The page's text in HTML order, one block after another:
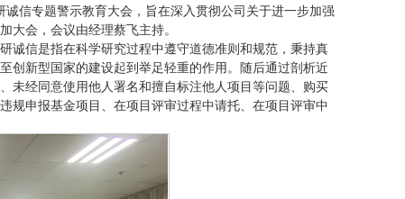
信专题警示教育大会，旨在深入贯彻公司关于进一步加强
会，会议由经理蔡飞主持。
诚信是指在科学研究过程中遵守道德准则和规范，秉持真
创新型国家的建设起到举足轻重的作用。随后通过剖析近
未经同意使用他人署名和擅自标注他人项目等问题、购买
规申报基金项目、在项目评审过程中请托、在项目评审中